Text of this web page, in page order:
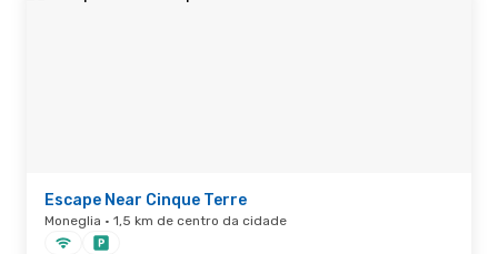
Escape Near Cinque Terre
Moneglia · 1,5 km de centro da cidade